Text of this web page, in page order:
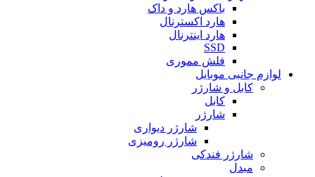
باکس هارد و داک
هارد اکسترنال
هارد اینترنال
SSD
فلش مموری
لوازم جانبی موبایل
کابل و شارژر
کابل
شارژر
شارژر دیواری
شارژر رومیزی
شارژر فندکی
مبدل